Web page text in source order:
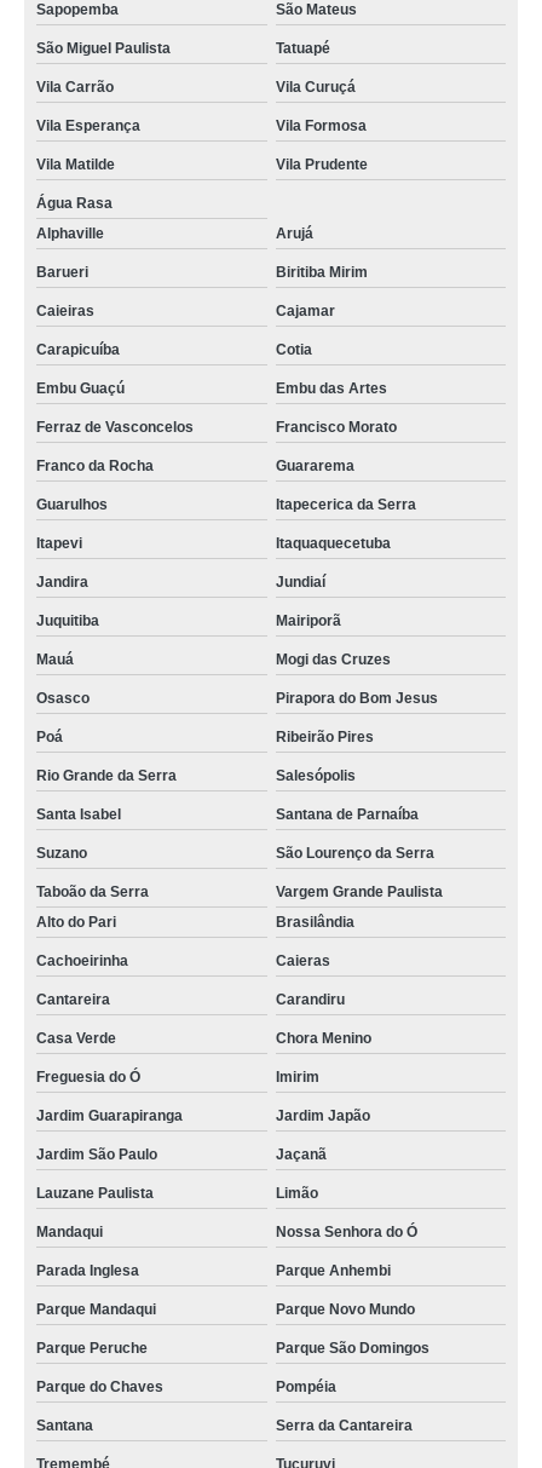
gráfica de cordão de crachá Sumaré
cordão em poliéster para crachá orçamento Louveira
cordão de crachá poliéster orçamento Mooca
empresas que fazem cordão para crachá em silk Embu Guaçú
cordão para crachá em silk orçamento Alphaville
cordões para crachás Caieras
cordões para crachás em poliéster Parelheiros
cordão de crachá orçamento Indianópolis
empresas que fazem cordão de crachá poliéster Jaraguá
cordão poliéster para crachá orçamento Jacareí
cordões para crachás personalizado Cidade Tiradentes
cordões para crachás em silk Iguape
gráfica de cordão de crachá poliéster Vila Mazzei
cordões poliéster para crachás Ibirapuera
empresas que fazem cordão de crachá Vila Marisa Mazzei
cordões para crachás digital Vila Carrão
cordão de crachá poliéster orçamento Socorro
empresas que fazem cordão para crachá Jundiaí
Sapopemba São Mateus
São Miguel Paulista Tatuapé
Vila Carrão Vila Curuçá
Vila Esperança Vila Formosa
Vila Matilde Vila Prudente
Água Rasa
Alphaville
Arujá
Barueri Biritiba Mirim
Caieiras Cajamar
Carapicuíba Cotia
Embu Guaçú Embu das Artes
Ferraz de Vasconcelos Francisco Morato
Franco da Rocha Guararema
Guarulhos Itapecerica da Serra
Itapevi Itaquaquecetuba
Jandira Jundiaí
Juquitiba Mairiporã
Mauá Mogi das Cruzes
Osasco Pirapora do Bom Jesus
Poá Ribeirão Pires
Rio Grande da Serra Salesópolis
Santa Isabel Santana de Parnaíba
Suzano São Lourenço da Serra
Taboão da Serra
Vargem Grande Paulista
Alto do Pari
Brasilândia
Cachoeirinha Caieras
Cantareira Carandiru
Casa Verde Chora Menino
Freguesia do Ó Imirim
Jardim Guarapiranga Jardim Japão
Jardim São Paulo Jaçanã
Lauzane Paulista Limão
Mandaqui Nossa Senhora do Ó
Parada Inglesa Parque Anhembi
Parque Mandaqui Parque Novo Mundo
Parque Peruche Parque São Domingos
Parque do Chaves Pompéia
Santana Serra da Cantareira
Tremembé Tucuruvi